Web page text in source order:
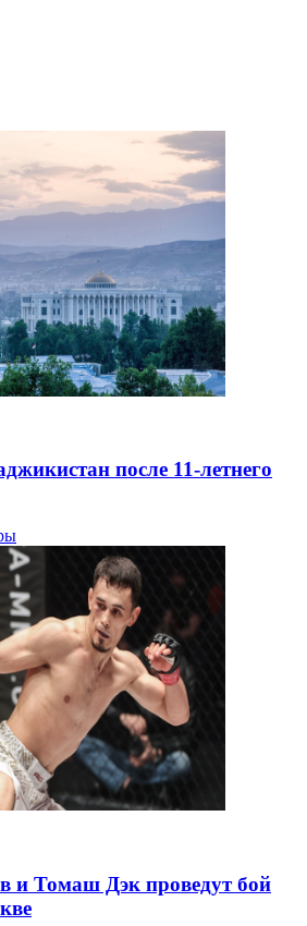
после 11-летнего
и Томаш Дэк проведут бой